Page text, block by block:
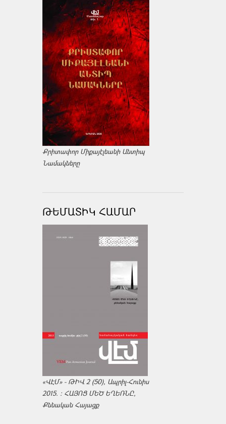
Քրիտափոր Միքայէլեանի Անտիպ
Նամակները
ԹԵՄԱՏԻԿ ՀԱՄԱՐ
«ՎԷՄ» - ԹԻՎ 2 (50), Ապրիլ-Հունիս
2015. : ՀԱՅՈՑ ՄԵԾ ԵՂԵՌՆԸ,
Քննական Հայացք